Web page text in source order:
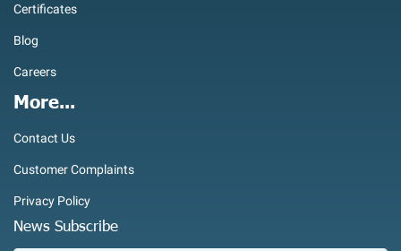
Certificates
Blog
Careers
More...
Contact Us
Customer Complaints
Privacy Policy
News Subscribe